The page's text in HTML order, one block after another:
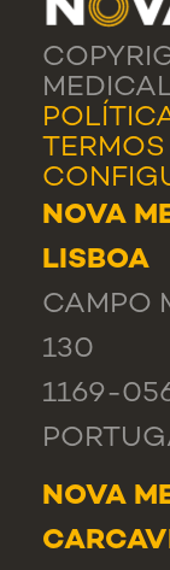
NOVA
LISBOA
CAMPO
130
1169-
NOVA